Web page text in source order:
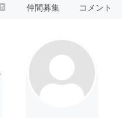
5 仲間募集 コメント